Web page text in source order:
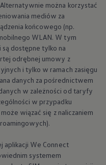
można korzystać
mediów za
końcowego (np.
WLAN. W tym
dostępne tylko na
odrębnej umowy z
i tylko w ramach zasięgu
danych za pośrednictwem
w zależności od taryfy
w przypadku
wiązać się z naliczaniem
aplikacji We Connect
systemem